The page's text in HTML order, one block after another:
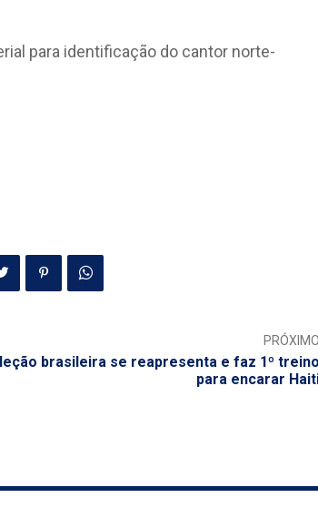
para identificação do cantor norte-
brasileira se reapresenta e faz 1º
para encarar